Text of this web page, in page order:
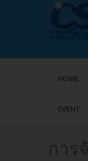
HOME
EVENT
การ